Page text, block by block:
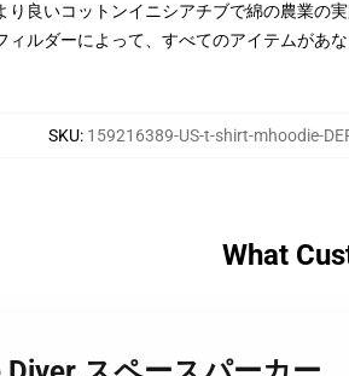
り良いコットンイニシアチブで綿の農業の
ィルダーによって、すべてのアイテムが
SKU: 159216389-US-t-shirt-mhoodie-
What